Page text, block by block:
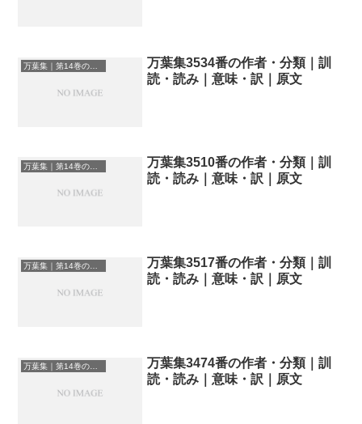
万葉集｜第14巻の和歌一覧
万葉集3534番の作者・分類｜訓
読・読み｜意味・訳｜原文
万葉集｜第14巻の和歌一覧
万葉集3510番の作者・分類｜訓
読・読み｜意味・訳｜原文
万葉集｜第14巻の和歌一覧
万葉集3517番の作者・分類｜訓
読・読み｜意味・訳｜原文
万葉集｜第14巻の和歌一覧
万葉集3474番の作者・分類｜訓
読・読み｜意味・訳｜原文